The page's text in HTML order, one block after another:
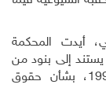
أيدت المحكمة
إلى بنود من
"ميثاق الحقوق والحريات الأساسية" لعام 1993، بشأن حقوق